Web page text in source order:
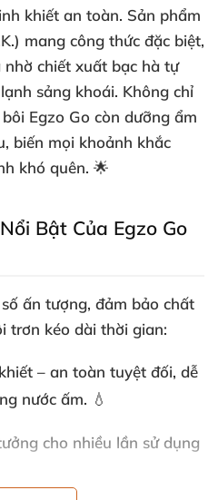
khiết an toàn. Sản phẩm
mang công thức đặc biệt,
chiết xuất bạc hà tự
sảng khoái. Không chỉ
Egzo Go còn dưỡng ẩm
biến mọi khoảnh khắc
khó quên. 🌟
Bật Của Egzo Go
ấn tượng, đảm bảo chất
trơn kéo dài thời gian:
– an toàn tuyệt đối, dễ
nước ấm. 💧
cho nhiều lần sử dụng